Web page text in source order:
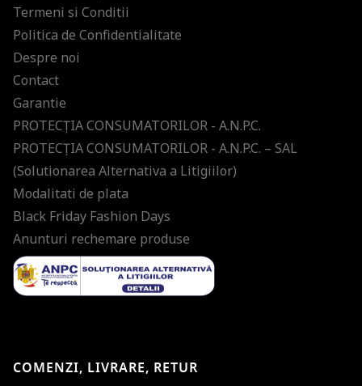
Termeni si Conditii
Politica de Confidentialitate
Despre noi
Contact
Garantie
PROTECŢIA CONSUMATORILOR - A.N.P.C.
PROTECŢIA CONSUMATORILOR - A.N.P.C. – SAL
(Solutionarea Alternativa a Litigiilor)
Modalitati de plata
Black Friday Fashion Days
Anunturi rechemare produse
COMENZI, LIVRARE, RETUR